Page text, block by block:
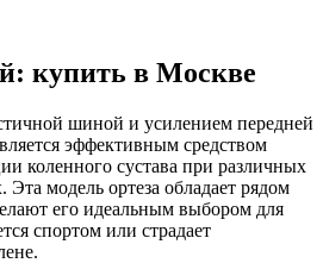
купить в Москве
шиной и усилением передней
эффективным средством
коленного сустава при различных
модель ортеза обладает рядом
его идеальным выбором для
спортом или страдает